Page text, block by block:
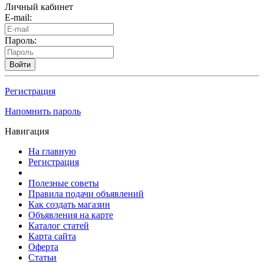
Личный кабинет
E-mail:
Пароль:
Войти
Регистрация
Напомнить пароль
Навигация
На главную
Регистрация
Полезные советы
Правила подачи объявлений
Как создать магазин
Объявления на карте
Каталог статей
Карта сайта
Оферта
Статьи